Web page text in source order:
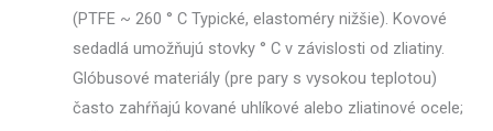
(PTFE ~ 260 ° C Typické, elastoméry nižšie). Kovové
sedadlá umožňujú stovky ° C v závislosti od zliatiny.
Glóbusové materiály (pre pary s vysokou teplotou)
často zahŕňajú kované uhlíkové alebo zliatinové ocele;